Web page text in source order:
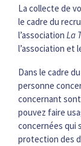
La collecte de
le cadre du
l’association La
l’association et
Dans le cadre
personne
concernant
pouvez faire
concernées qui
protection des